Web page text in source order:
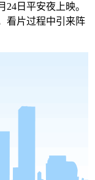
日平安夜上映。
看片过程中引来阵